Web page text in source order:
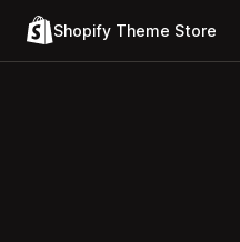
Shopify Theme Store